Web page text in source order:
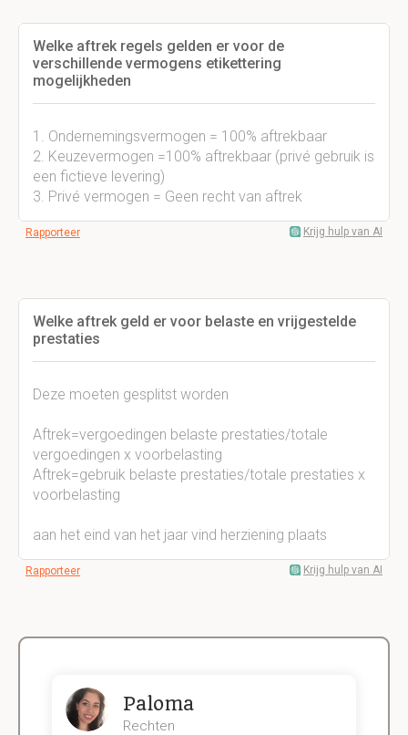
Welke aftrek regels gelden er voor de
verschillende vermogens etikettering
mogelijkheden
1. Ondernemingsvermogen = 100% aftrekbaar
2. Keuzevermogen =100% aftrekbaar (privé gebruik is
een fictieve levering)
3. Privé vermogen = Geen recht van aftrek
Rapporteer Krijg hulp van AI
Welke aftrek geld er voor belaste en vrijgestelde
prestaties
Deze moeten gesplitst worden
Aftrek=vergoedingen belaste prestaties/totale
vergoedingen x voorbelasting
Aftrek=gebruik belaste prestaties/totale prestaties x
voorbelasting
aan het eind van het jaar vind herziening plaats
Rapporteer Krijg hulp van AI
Paloma
Rechten